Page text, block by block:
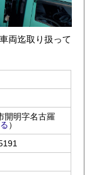
両迄取り扱って
開明字名古羅
）